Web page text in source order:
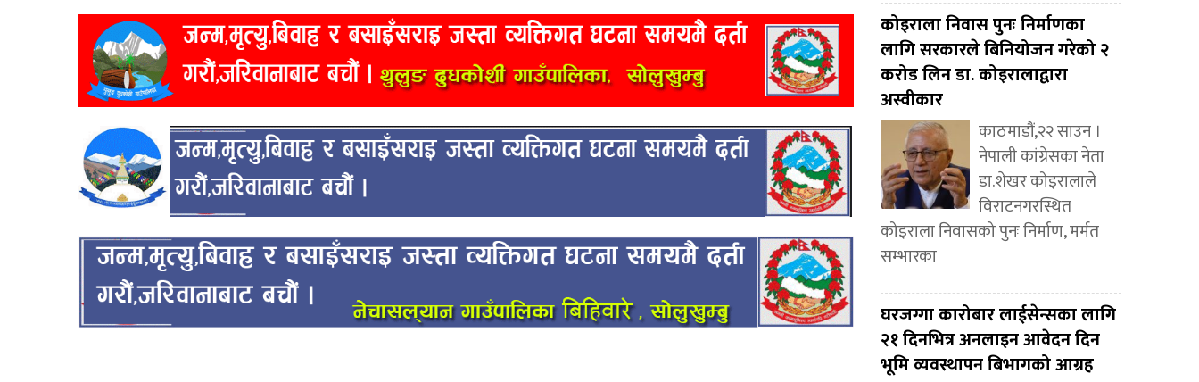
कोइराला निवास पुनः निर्माणका
लागि सरकारले बिनियोजन गरेको २
करोड लिन डा. कोइरालाद्वारा
अस्वीकार
काठमाडौं,२२ साउन ।
नेपाली कांग्रेसका नेता
डा.शेखर कोइरालाले
विराटनगरस्थित
कोइराला निवासको पुनः निर्माण, मर्मत
सम्भारका
घरजग्गा कारोबार लाईसेन्सका लागि
२१ दिनभित्र अनलाइन आवेदन दिन
भूमि व्यवस्थापन बिभागको आग्रह